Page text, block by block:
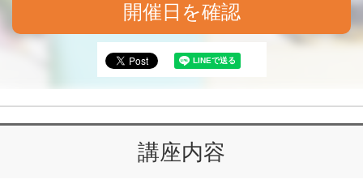
開催日を確認
講座内容